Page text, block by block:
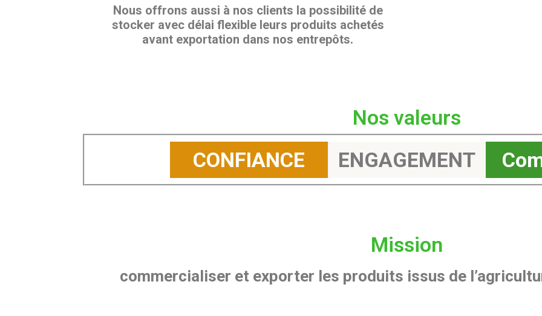
Nous offrons aussi à nos clients la possibilité de
stocker avec délai flexible leurs produits achetés
avant exportation dans nos entrepôts.
Nos valeurs
CONFIANCE
ENGAGEMENT
Mission
commercialiser et exporter les produits issus de